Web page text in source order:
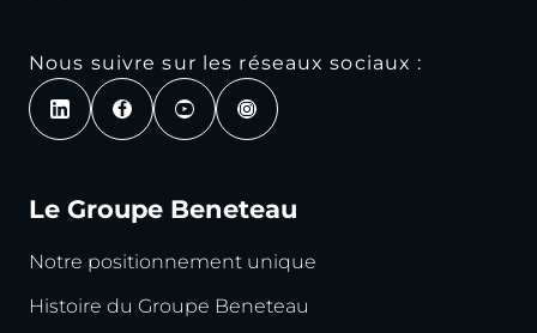
Nous suivre sur les réseaux sociaux :
Le Groupe Beneteau
Notre positionnement unique
Histoire du Groupe Beneteau